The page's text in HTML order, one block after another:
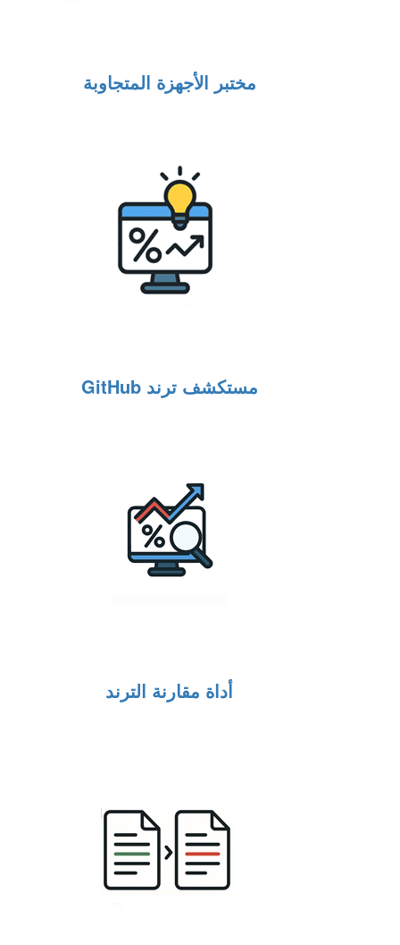
مختبر الأجهزة المتجاوبة
مستكشف ترند GitHub
أداة مقارنة الترند